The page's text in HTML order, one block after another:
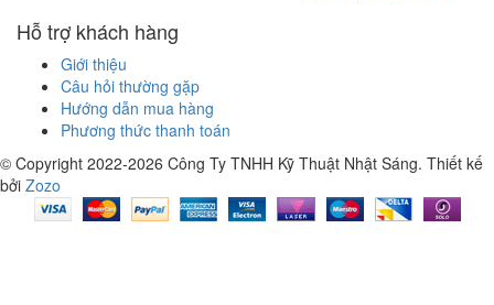
Hỗ trợ khách hàng
Giới thiệu
Câu hỏi thường gặp
Hướng dẫn mua hàng
Phương thức thanh toán
© Copyright 2022-2026 Công Ty TNHH Kỹ Thuật Nhật Sáng. Thiết kế
bởi Zozo